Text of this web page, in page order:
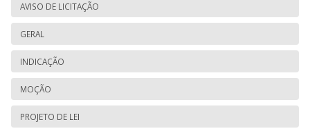
AVISO DE LICITAÇÃO
GERAL
INDICAÇÃO
MOÇÃO
PROJETO DE LEI